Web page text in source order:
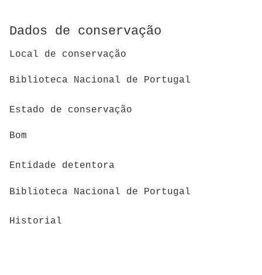
Dados de conservação
Local de conservação
Biblioteca Nacional de Portugal
Estado de conservação
Bom
Entidade detentora
Biblioteca Nacional de Portugal
Historial